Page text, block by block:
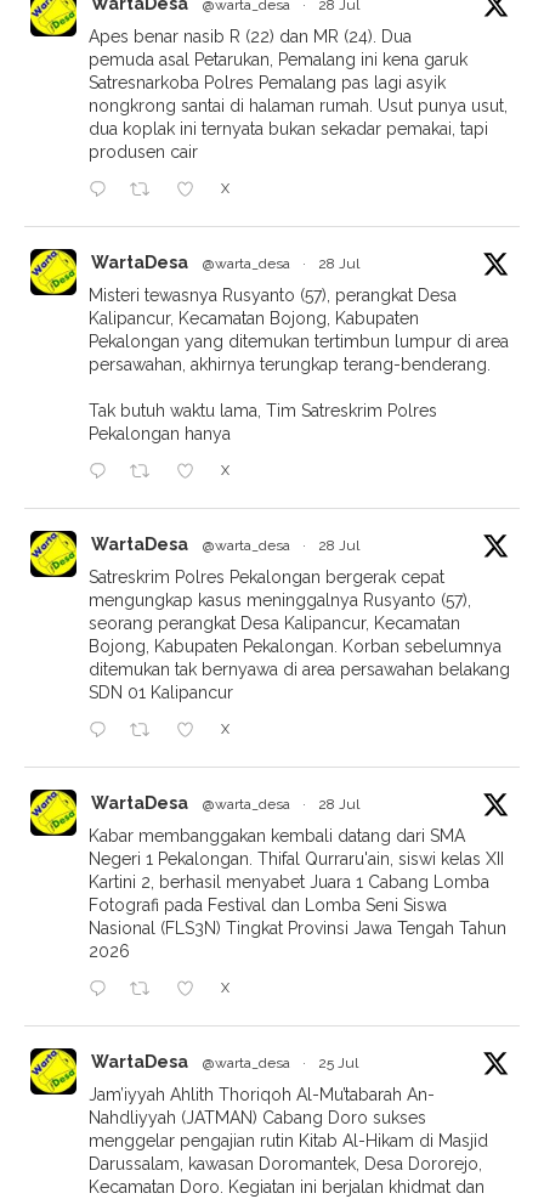
WartaDesa @warta_desa · 28 Jul
Apes benar nasib R (22) dan MR (24). Dua
pemuda asal Petarukan, Pemalang ini kena garuk
Satresnarkoba Polres Pemalang pas lagi asyik
nongkrong santai di halaman rumah. Usut punya usut,
dua koplak ini ternyata bukan sekadar pemakai, tapi
produsen cair
X
WartaDesa @warta_desa · 28 Jul
Misteri tewasnya Rusyanto (57), perangkat Desa
Kalipancur, Kecamatan Bojong, Kabupaten
Pekalongan yang ditemukan tertimbun lumpur di area
persawahan, akhirnya terungkap terang-benderang.
Tak butuh waktu lama, Tim Satreskrim Polres
Pekalongan hanya
X
WartaDesa @warta_desa · 28 Jul
Satreskrim Polres Pekalongan bergerak cepat
mengungkap kasus meninggalnya Rusyanto (57),
seorang perangkat Desa Kalipancur, Kecamatan
Bojong, Kabupaten Pekalongan. Korban sebelumnya
ditemukan tak bernyawa di area persawahan belakang
SDN 01 Kalipancur
X
WartaDesa @warta_desa · 28 Jul
Kabar membanggakan kembali datang dari SMA
Negeri 1 Pekalongan. Thifal Qurraru'ain, siswi kelas XII
Kartini 2, berhasil menyabet Juara 1 Cabang Lomba
Fotografi pada Festival dan Lomba Seni Siswa
Nasional (FLS3N) Tingkat Provinsi Jawa Tengah Tahun
2026
X
WartaDesa @warta_desa · 25 Jul
Jam’iyyah Ahlith Thoriqoh Al-Mu’tabarah An-
Nahdliyyah (JATMAN) Cabang Doro sukses
menggelar pengajian rutin Kitab Al-Hikam di Masjid
Darussalam, kawasan Doromantek, Desa Dororejo,
Kecamatan Doro. Kegiatan ini berjalan khidmat dan